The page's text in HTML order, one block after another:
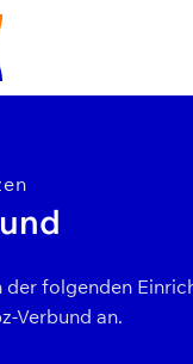
der folgenden
Verbund an.